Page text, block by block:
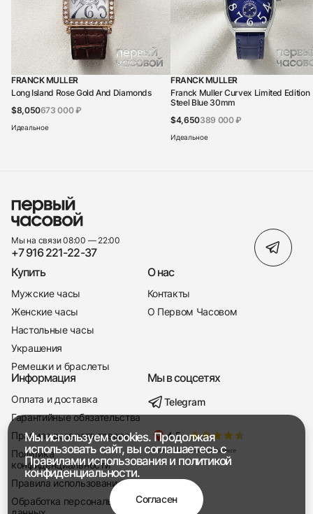
+7 916 221-22-37
Мы насвязи 08:00 — 19:00
FRANCK MULLER
Long Island Rose Gold And Diamonds
$8,050673 000 ₽
Идеальное
FRANCK MULLER
Franck Muller Curvex Limited Edition
Steel Blue 30mm
$4,650389 000 ₽
Идеальное
Мы на связи 08:00 — 22:00
+7 916 221-22-37
Купить
Мужские часы
Женские часы
Настольные часы
Украшения
Ремешки и браслеты
О нас
Контакты
О Первом Часовом
Информация
Оплата и доставка
Гарантийные обязательства
Правила возврата товара
Политика
конфиденциальности
Правила использования
Обработка персональных
Мы в соцсетях
Telegram
Мы используем cookies. Продолжая
использовать сайт, вы соглашаетесь с
Правилами использованияи политикой
конфиденциальности.
Согласен